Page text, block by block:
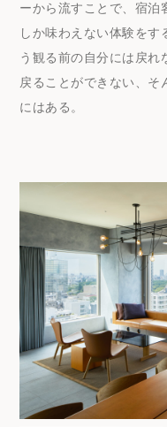
ーから流すことで、宿泊
しか味わえない体験をす
う観る前の自分には戻れ
戻ることができない、そ
にはある。